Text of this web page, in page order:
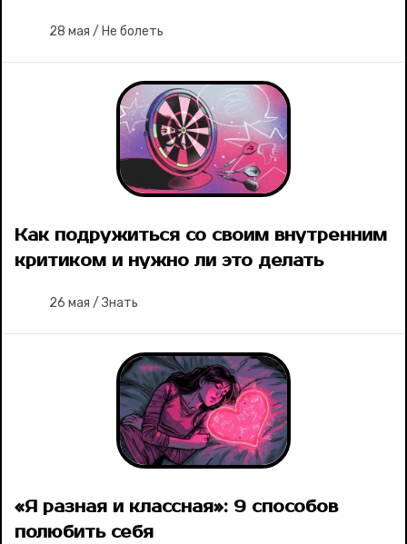
28 мая / Не болеть
Как подружиться со своим внутренним
критиком и нужно ли это делать
26 мая / Знать
«Я разная и классная»: 9 способов
полюбить себя